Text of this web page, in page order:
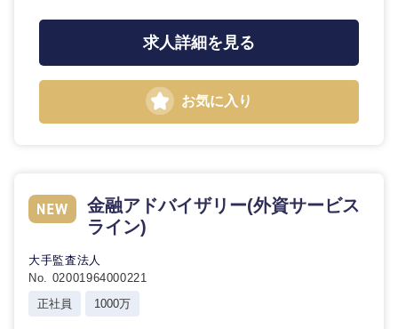
山梨県 長野県
求人詳細を見る
お気に入り
金融アドバイザリー(外資サービス
ライン)
大手監査法人
No. 02001964000221
正社員
1000万